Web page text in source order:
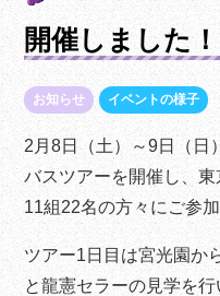
開催しました！
お知らせ イベントの様子
2月8日（土）～9日（日
バスツアーを開催し、
11組22名の方々にご参
ツアー1日目は宮光園か
と龍憲セラーの見学を